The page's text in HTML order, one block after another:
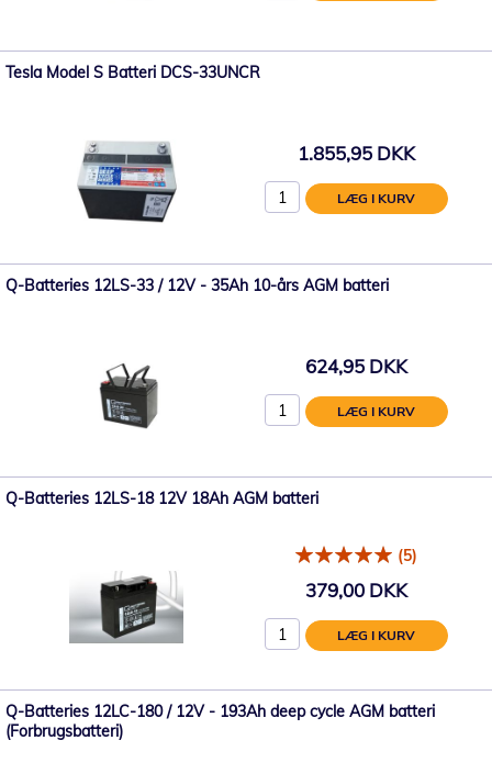
Tesla Model S Batteri DCS-33UNCR
1.855,95 DKK
LÆG I KURV
Q-Batteries 12LS-33 / 12V - 35Ah 10-års AGM batteri
624,95 DKK
LÆG I KURV
Q-Batteries 12LS-18 12V 18Ah AGM batteri
(5)
379,00 DKK
LÆG I KURV
Q-Batteries 12LC-180 / 12V - 193Ah deep cycle AGM batteri
(Forbrugsbatteri)